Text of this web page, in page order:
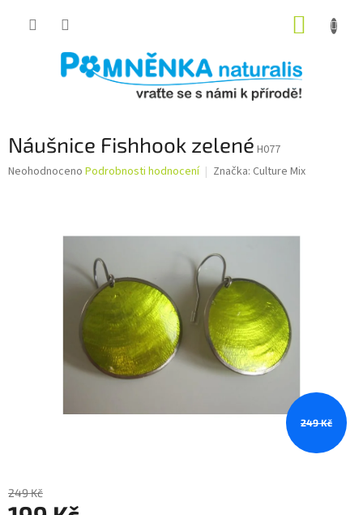
Náušnice Fishhook zelené H077
Průměrné
Neohodnoceno Podrobnosti hodnocení Značka: Culture Mix
249 Kč
249 Kč